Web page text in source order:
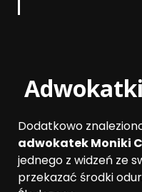
Dodatkowo
adwokatek Moniki
jednego z widzeń ze
przekazać środki